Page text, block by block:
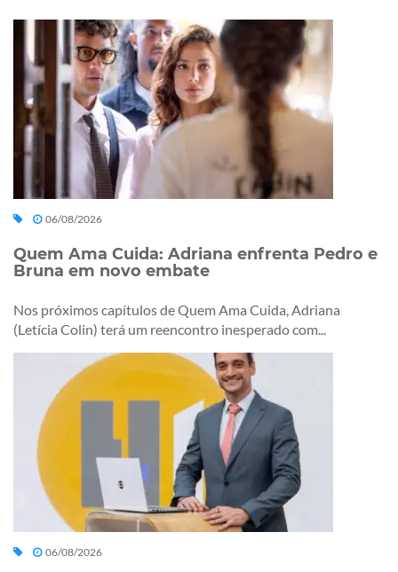
06/08/2026
Quem Ama Cuida: Adriana enfrenta Pedro e
Bruna em novo embate
Nos próximos capítulos de Quem Ama Cuida, Adriana
(Letícia Colin) terá um reencontro inesperado com...
06/08/2026